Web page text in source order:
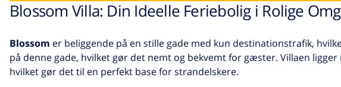
Blossom Villa: Din Ideelle Feriebolig i Rolige
Blossom er beliggende på en stille gade med kun destinationstrafik,
på denne gade, hvilket gør det nemt og bekvemt for gæster. Villaen
hvilket gør det til en perfekt base for strandelskere.